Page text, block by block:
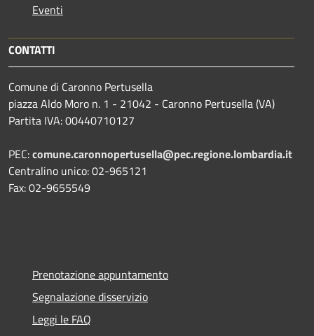
Eventi
CONTATTI
Comune di Caronno Pertusella
piazza Aldo Moro n. 1 - 21042 - Caronno Pertusella (VA)
Partita IVA: 00440710127
PEC:comune.caronnopertusella@pec.regione.lombardia.it
Centralino unico: 02-965121
Fax: 02-9655549
Prenotazione appuntamento
Segnalazione disservizio
Leggi le FAQ